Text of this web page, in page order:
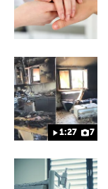
1:27 7